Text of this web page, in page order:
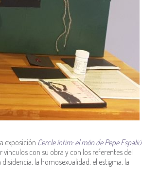
exposición Cercle íntim: el món de Pepe Espaliú
con su obra y con los referentes del
la homosexualidad, el estigma, la